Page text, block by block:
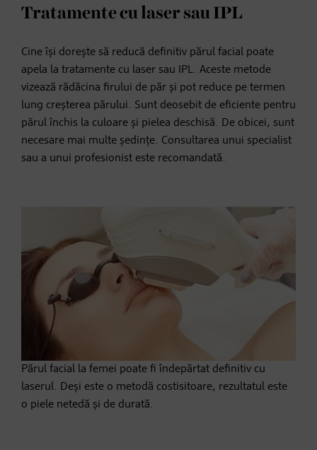
Tratamente cu laser sau IPL
Cine își dorește să reducă definitiv părul facial poate
apela la tratamente cu laser sau IPL. Aceste metode
vizează rădăcina firului de păr și pot reduce pe termen
lung creșterea părului. Sunt deosebit de eficiente pentru
părul închis la culoare și pielea deschisă. De obicei, sunt
necesare mai multe ședințe. Consultarea unui specialist
sau a unui profesionist este recomandată.
Părul facial la femei poate fi îndepărtat definitiv cu
laserul. Deși este o metodă costisitoare, rezultatul este
o piele netedă și de durată.